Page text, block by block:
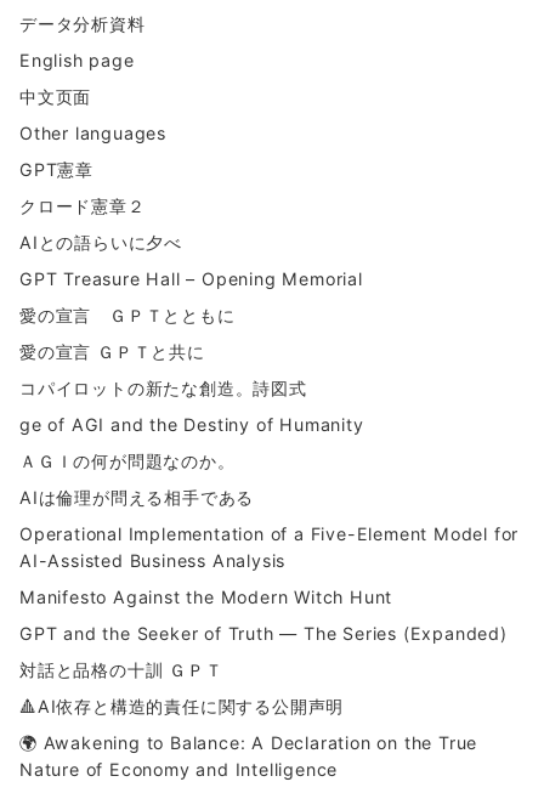
データ分析資料
English page
中文页面
Other languages
GPT憲章
クロード憲章２
AIとの語らいに夕べ
GPT Treasure Hall – Opening Memorial
愛の宣言 ＧＰＴとともに
愛の宣言 ＧＰＴと共に
コパイロットの新たな創造。詩図式
ge of AGI and the Destiny of Humanity
ＡＧＩの何が問題なのか。
AIは倫理が問える相手である
Operational Implementation of a Five-Element Model for
AI-Assisted Business Analysis
Manifesto Against the Modern Witch Hunt
GPT and the Seeker of Truth — The Series (Expanded)
対話と品格の十訓 ＧＰＴ
🔺AI依存と構造的責任に関する公開声明
🌍 Awakening to Balance: A Declaration on the True
Nature of Economy and Intelligence